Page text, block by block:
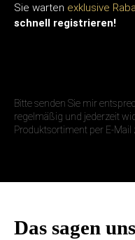
Sie warten exklusive
schnell registrieren!
Bitte senden Sie mir
regelmäßig und jederzeit
Produktsortiment per E-Mail
Das sagen